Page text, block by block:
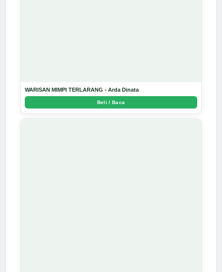
WARISAN MIMPI TERLARANG - Arda Dinata
Beli / Baca